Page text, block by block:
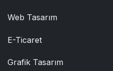
Web Tasarım
E-Ticaret
Grafik Tasarım